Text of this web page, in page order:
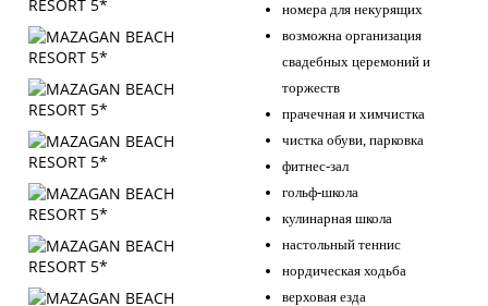
номера для некурящих
возможна организация
свадебных церемоний и
торжеств
прачечная и химчистка
чистка обуви, парковка
фитнес-зал
гольф-школа
кулинарная школа
настольный теннис
нордическая ходьба
верховая езда